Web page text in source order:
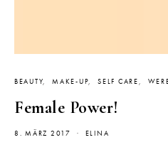
BEAUTY MAKE-UP SELF CARE
Female Power!
8. MÄRZ 2017 ELINA